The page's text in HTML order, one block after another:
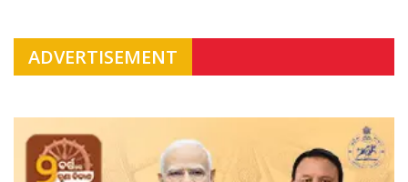
ADVERTISEMENT